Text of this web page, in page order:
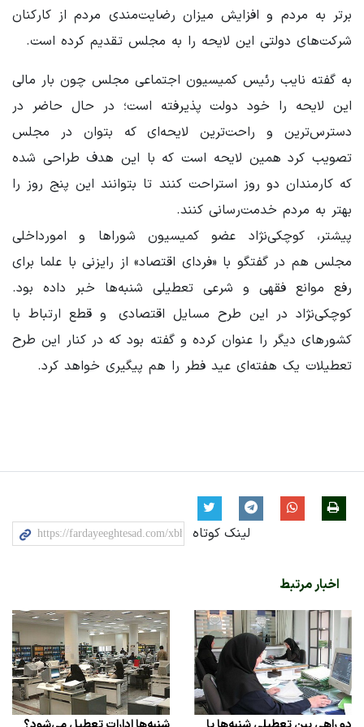
برتر به مردم و افزایش میزان رضایت‌مندی مردم از کارکنان
شرکت‌های دولتی این لایحه را به مجلس تقدیم کرده است.
به گفته نایب رئیس کمیسیون اجتماعی مجلس چون بار مالی
این لایحه را خود دولت پذیرفته است؛ در حال حاضر در
دسترس‌ترین و راحت‌ترین لایحه‌ای که بتوان در مجلس
تصویب کرد همین لایحه است که با این‌ هدف طراحی شده
که کارمندان دو روز استراحت کنند تا بتوانند این پنج روز را
بهتر به مردم خدمت‌رسانی کنند.
پیشتر، کوچکی‌نژاد عضو کمیسیون شوراها و امورداخلی
مجلس هم در گفتگو با «فردای اقتصاد» از رایزنی با علما برای
رفع موانع فقهی و شرعی تعطیلی شنبه‌ها خبر داده بود.
کوچکی‌نژاد در این طرح مسایل اقتصادی و قطع ارتباط با
کشورهای دیگر را عنوان کرده و گفته بود که در کنار این طرح
تعطیلات یک هفته‌ای عید فطر را هم پیگیری خواهد کرد.
لینک کوتاه
اخبار مرتبط